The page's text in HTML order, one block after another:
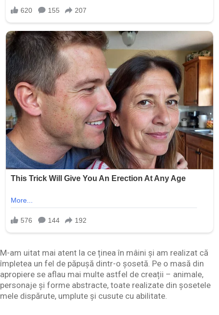
M-am uitat mai atent la ce ținea în mâini și am realizat că
împletea un fel de păpușă dintr-o șosetă. Pe o masă din
apropiere se aflau mai multe astfel de creații – animale,
personaje și forme abstracte, toate realizate din șosetele
mele dispărute, umplute și cusute cu abilitate.